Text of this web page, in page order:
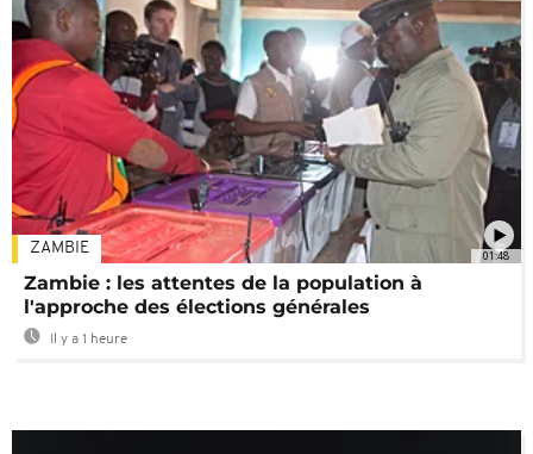
01:48
ZAMBIE
Zambie : les attentes de la population à
l'approche des élections générales
Il y a 1 heure